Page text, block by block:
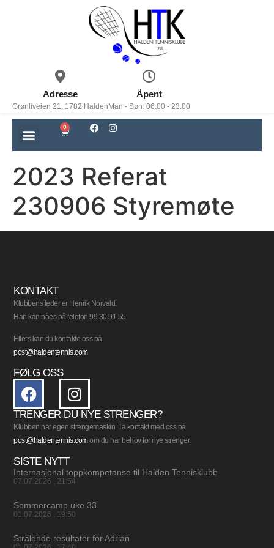
Adresse
Grønliveien 21, 1782 Halden
Åpent
Man - Søn: 06.00 - 23.00
0
2023 Referat
230906 Styremøte
KONTAKT
Klubbens leder er Henrik Norvald.
Han kan nåes på telefon 99 30 91 55.
Ellers kan du kontakte oss på
post@haldentennis.com
FØLG OSS
TRENGER DU NYE STRENGER?
Klubben har egen strengemaskin. Ta kontakt med oss på
post@haldentennis.comom du har behov for nye strenger.
SISTE NYTT
Internasjonal toppkompetanse til Halden Tennisklubb
07.07.2026 21:54
Sommercamp uke 33
01.07.2026 19:50
Strålende resultater for Adrian